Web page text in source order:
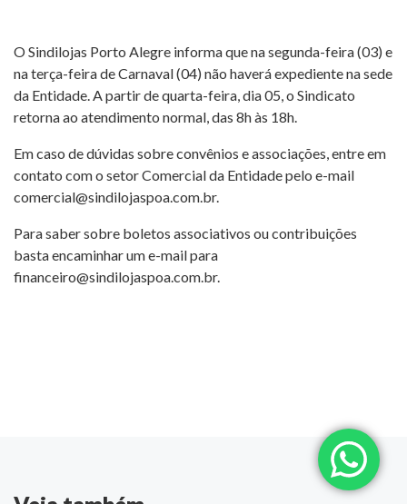
O Sindilojas Porto Alegre informa que na segunda-feira (03) e
na terça-feira de Carnaval (04) não haverá expediente na sede
da Entidade. A partir de quarta-feira, dia 05, o Sindicato
retorna ao atendimento normal, das 8h às 18h.
Em caso de dúvidas sobre convênios e associações, entre em
contato com o setor Comercial da Entidade pelo e-mail
comercial@sindilojaspoa.com.br.
Para saber sobre boletos associativos ou contribuições
basta encaminhar um e-mail para
financeiro@sindilojaspoa.com.br.